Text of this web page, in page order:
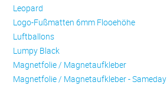
Leopard
Logo-Fußmatten 6mm Flooehöhe
Luftballons
Lumpy Black
Magnetfolie / Magnetaufkleber
Magnetfolie / Magnetaufkleber - Sameday